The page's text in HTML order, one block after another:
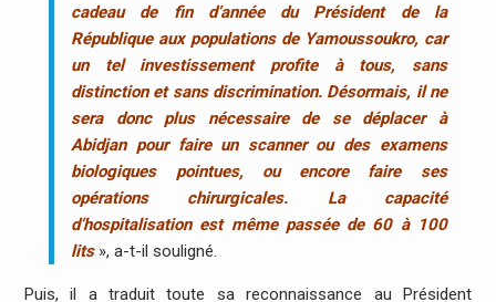
cadeau de fin d’année du Président de la
République aux populations de Yamoussoukro, car
un tel investissement profite à tous, sans
distinction et sans discrimination. Désormais, il ne
sera donc plus nécessaire de se déplacer à
Abidjan pour faire un scanner ou des examens
biologiques pointues, ou encore faire ses
opérations chirurgicales. La capacité
d’hospitalisation est même passée de 60 à 100
lits », a-t-il souligné.
Puis, il a traduit toute sa reconnaissance au Président